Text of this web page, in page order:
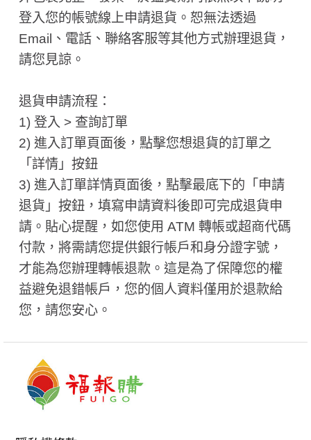
登入您的帳號線上申請退貨。恕無法透過
Email、電話、聯絡客服等其他方式辦理退貨，
請您見諒。
退貨申請流程：
1) 登入 > 查詢訂單
2) 進入訂單頁面後，點擊您想退貨的訂單之
「詳情」按鈕
3) 進入訂單詳情頁面後，點擊最底下的「申請
退貨」按鈕，填寫申請資料後即可完成退貨申
請。貼心提醒，如您使用 ATM 轉帳或超商代碼
付款，將需請您提供銀行帳戶和身分證字號，
才能為您辦理轉帳退款。這是為了保障您的權
益避免退錯帳戶，您的個人資料僅用於退款給
您，請您安心。